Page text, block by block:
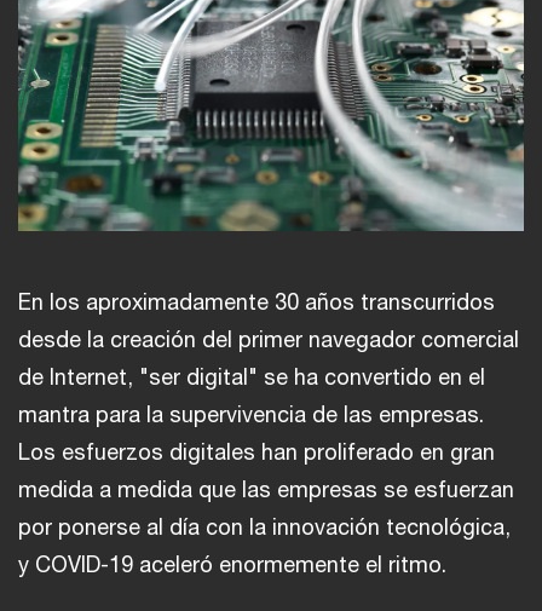
En los aproximadamente 30 años transcurridos
desde la creación del primer navegador comercial
de Internet, "ser digital" se ha convertido en el
mantra para la supervivencia de las empresas.
Los esfuerzos digitales han proliferado en gran
medida a medida que las empresas se esfuerzan
por ponerse al día con la innovación tecnológica,
y COVID-19 aceleró enormemente el ritmo.